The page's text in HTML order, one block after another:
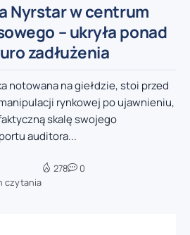
Nyrstar w centrum
– ukryła ponad
zadłużenia
notowana na giełdzie, stoi przed
rynkowej po ujawnieniu,
skalę swojego
auditora...
czytania
278 0